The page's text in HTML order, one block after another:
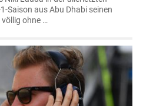
Saison aus Abu Dhabi seinen
ohne …